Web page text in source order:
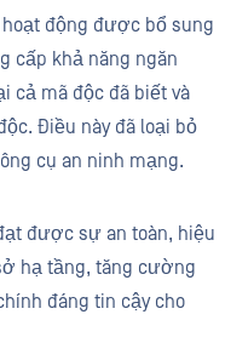
động được bổ sung
cấp khả năng ngăn
cả mã độc đã biết và
Điều này đã loại bỏ
cụ an ninh mạng.
được sự an toàn, hiệu
hạ tầng, tăng cường
đáng tin cậy cho